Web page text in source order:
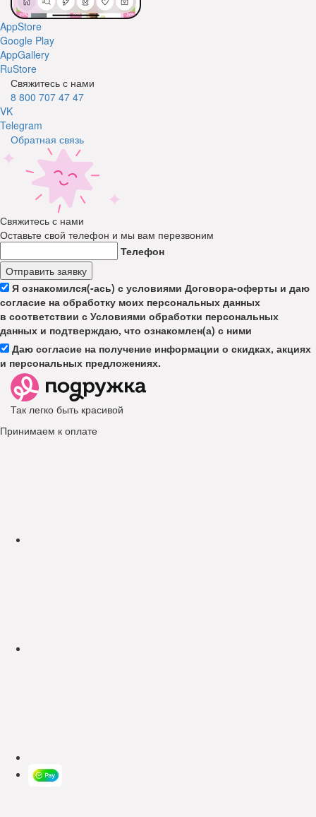
AppStore
Google Play
AppGallery
RuStore
Свяжитесь с нами
8 800 707 47 47
VK
Telegram
Обратная связь
Свяжитесь с нами
Оставьте свой телефон и мы вам перезвоним
Телефон
Отправить заявку
Я ознакомился(-ась) с условиями Договора-оферты и даю
согласие на обработку моих персональных данных
в соответствии с Условиями обработки персональных
данных и подтверждаю, что ознакомлен(а) с ними
Даю согласие на получение информации о скидках, акциях
и персональных предложениях.
Так легко быть красивой
Принимаем к оплате